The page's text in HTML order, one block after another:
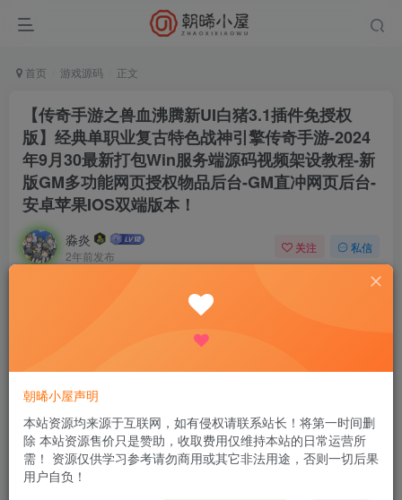
首页 游戏源码 正文
【传奇手游之兽血沸腾新UI白猪3.1插件免授权
版】经典单职业复古特色战神引擎传奇手游-2024
年9月30最新打包Win服务端源码视频架设教程-新
版GM多功能网页授权物品后台-GM直冲网页后台-
安卓苹果IOS双端版本！
淼炎
2年前发布
关注 私信
R9.9
普通会员 R0.9 超级会员 免费
立即购买
朝晞小屋声明
本站资源均来源于互联网，如有侵权请联系站长！将第一时间删
除 本站资源售价只是赞助，收取费用仅维持本站的日常运营所
需！ 资源仅供学习参考请勿商用或其它非法用途，否则一切后果
用户自负！